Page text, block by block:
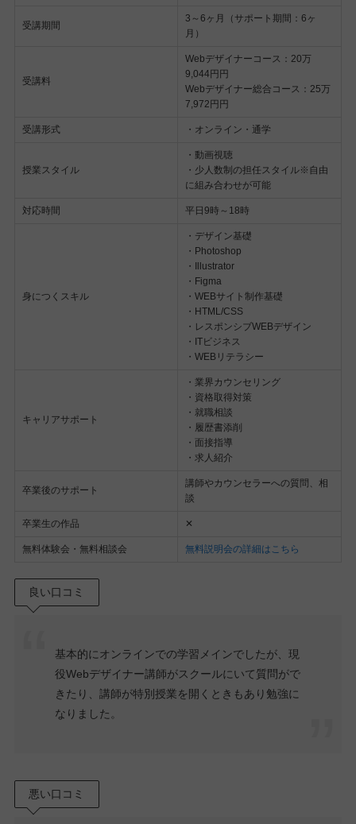
受講期間
3～6ヶ月（サポート期間：6ヶ
月）
受講料
Webデザイナーコース：20万
9,044円円
Webデザイナー総合コース：25万
7,972円円
受講形式 ・オンライン・通学
授業スタイル
・動画視聴
・少人数制の担任スタイル※自由
に組み合わせが可能
対応時間 平日9時～18時
身につくスキル
・デザイン基礎
・Photoshop
・Illustrator
・Figma
・WEBサイト制作基礎
・HTML/CSS
・レスポンシブWEBデザイン
・ITビジネス
・WEBリテラシー
キャリアサポート
・業界カウンセリング
・資格取得対策
・就職相談
・履歴書添削
・面接指導
・求人紹介
卒業後のサポート
講師やカウンセラーへの質問、相
談
卒業生の作品 ✕
無料体験会・無料相談会 無料説明会の詳細はこちら
良い口コミ
基本的にオンラインでの学習メインでしたが、現
役Webデザイナー講師がスクールにいて質問がで
きたり、講師が特別授業を開くときもあり勉強に
なりました。
悪い口コミ